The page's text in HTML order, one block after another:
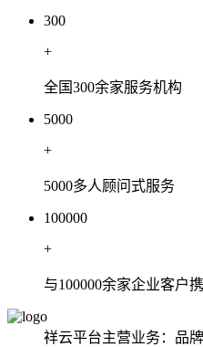
300
+
全国300余家服务机构
5000
+
5000多人顾问式服务
100000
+
与100000余家企业客户
祥云平台主营业务：品